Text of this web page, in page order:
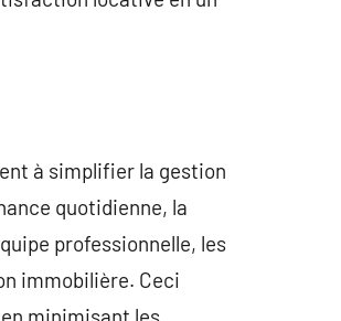
à simplifier la gestion
quotidienne, la
professionnelle, les
immobilière. Ceci